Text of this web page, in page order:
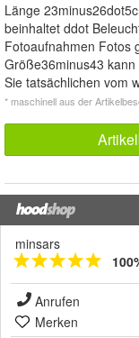
Länge
beinhaltet ddot
Fotoaufnahmen Fotos
Größe36minus43
Sie tatsächlichen vom
* maschinell aus der
minsars
Anrufen
Merken